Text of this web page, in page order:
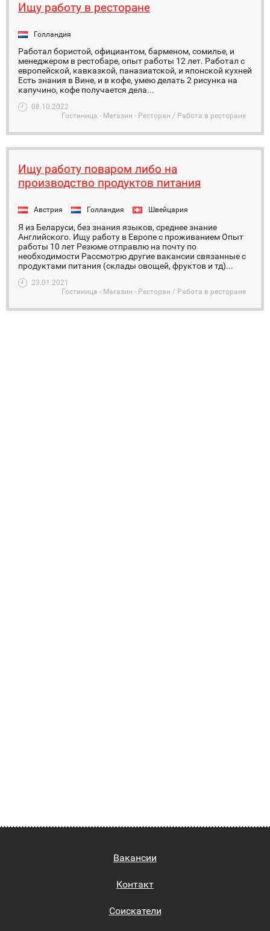
Ищу работу в ресторане
Голландия
Работал бористой, официантом, барменом, сомилье, и
менеджером в рестобаре, опыт работы 12 лет. Работал с
европейской, кавказкой, паназиатской, и японской кухней
Есть знания в Вине, и в кофе, умею делать 2 рисунка на
капучино, кофе получается дела...
08.10.2022
Гостиница - Магазин - Ресторан / Работа в ресторане
Ищу работу поваром либо на
производство продуктов питания
Австрия Голландия Швейцария
Я из Беларуси, без знания языков, среднее знание
Английского. Ищу работу в Европе с проживанием Опыт
работы 10 лет Резюме отправлю на почту по
необходимости Рассмотрю другие вакансии связанные с
продуктами питания (склады овощей, фруктов и тд)...
23.01.2021
Гостиница - Магазин - Ресторан / Работа в ресторане
Вакансии
Контакт
Соискатели